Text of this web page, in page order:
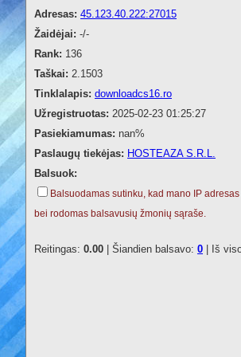
Adresas: 45.123.40.222:27015
Žaidėjai: -/-
Rank: 136
Taškai: 2.1503
Tinklalapis: downloadcs16.ro
Užregistruotas: 2025-02-23 01:25:27
Pasiekiamumas: nan%
Paslaugų tiekėjas: HOSTEAZA S.R.L.
Balsuok:
Balsuodamas sutinku, kad mano IP
bei rodomas balsavusių žmonių sąraše.
Reitingas: 0.00 | Šiandien balsavo: 0 | Iš